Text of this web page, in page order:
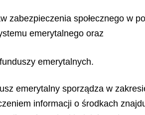
zabezpieczenia społecznego w
emerytalnego oraz
emerytalnych.
emerytalny sporządza w
informacji o środkach